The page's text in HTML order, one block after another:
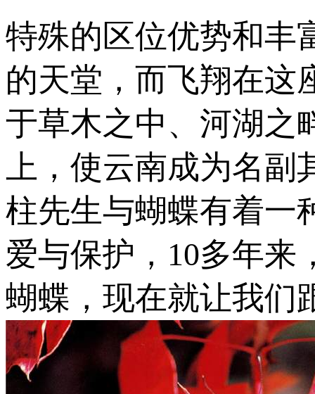
特殊的区位优势和丰
的天堂，而飞翔在这
于草木之中、河湖之
上，使云南成为名
柱先生与蝴蝶有着一
爱与保护，10多年来
蝴蝶，现在就让我们